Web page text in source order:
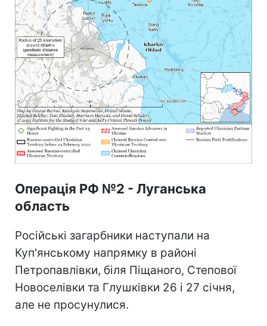
Операція РФ №2 - Луганська
область
Російські загарбники наступали на
Куп'янському напрямку в районі
Петропавлівки, біля Піщаного, Степової
Новоселівки та Глушківки 26 і 27 січня,
але не просунулися.